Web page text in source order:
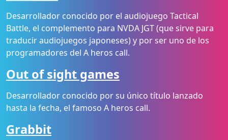
Desarrollador conocido por el audiojuego Tactical
Battle, el complemento para NVDA JGT (que sirve para
traducir audiojuegos japoneses) y por ser uno de los
programadores del A heros call.
Out of sight games
Desarrollador conocido por su único título lanzado
hasta la fecha, el famoso A heros call.
Grabbit